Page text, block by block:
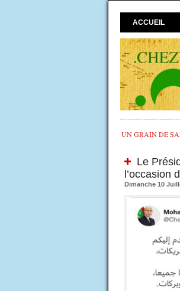
ACCUEIL
UN GRAIN DE
Le
l’occasion
Dimanche 10